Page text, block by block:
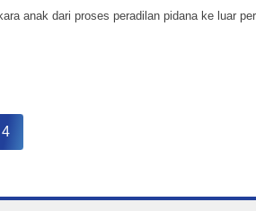
anak dari proses peradilan pidana ke luar
4